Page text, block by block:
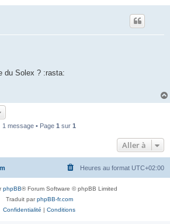
du Solex ? :rasta:
1 message • Page 1 sur 1
Aller à
Heures au format UTC+02:00
phpBB® Forum Software © phpBB Limited
Traduit parphpBB-fr.com
Confidentialité | Conditions